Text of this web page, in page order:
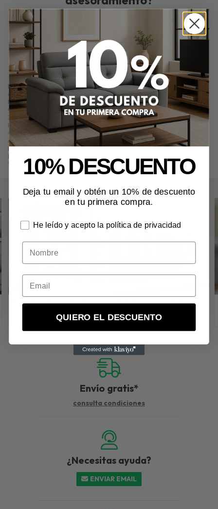
Estantería Vega – Blanca 186x82 cm con Puerta Inferior. Estantería Vega
de 186x82x35 cm en blanco. Con puerta inferior para almacenaje oculto.
Ideal para mantener el orden con un diseño moderno y práctico.
Comprar
Estantería Vega – Con Puerta 186x82 cm en Blancopor
306,00€. Producto en stock.
Precio, información, características e imágenes deEstantería Vega –
Con Puerta 186x82 cm en Blancoreferencia N607, pertenece a las
categorías
(8) yTodo el mobiliario(177).
Encuentra productos relacionados y de similares características a
Estantería Vega – Con Puerta 186x82 cm en Blanco
"Estanterías".
Ponte en contacto con nosotros y resolveremos
ENVIAR EMAIL
Estantería Gaia – 186x82 cm
246,00€
Estantería Liana de Pared –
94,80€
Envío gratis*
consulta condiciones
¿Necesitas ayuda?
ENVIAR EMAIL
10% DESCUENTO
Deja tu email y obtén un 10% de descuento
en tu primera compra.
He leído y acepto la política de privacidad
Nombre
QUIERO EL DESCUENTO